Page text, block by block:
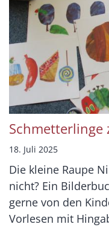
Schmetterlinge
18. Juli 2025
Die kleine Raupe
nicht? Ein
gerne von den
Vorlesen mit